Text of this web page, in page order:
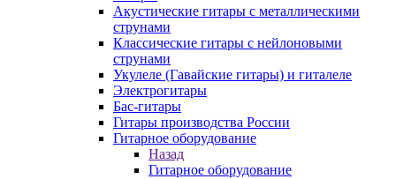
Акустические гитары с металлическими
струнами
Классические гитары с нейлоновыми
струнами
Укулеле (Гавайские гитары) и гиталеле
Электрогитары
Бас-гитары
Гитары производства России
Гитарное оборудование
Назад
Гитарное оборудование